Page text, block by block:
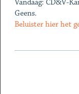
Vandaag: CD&V-
Geens.
Beluister hier het